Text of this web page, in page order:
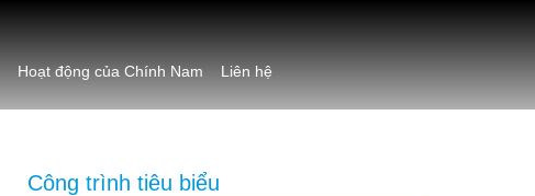
Hoạt động của Chính Nam Liên hệ
Công trình tiêu biểu